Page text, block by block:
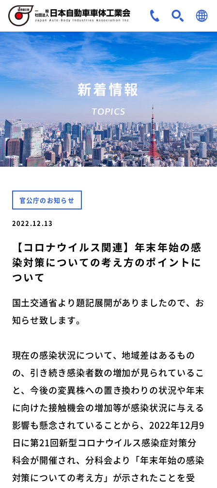
JPN
ENG
新着情報
TOPICS
官公庁のお知らせ
2022.12.13
【コロナウイルス関連】年末年始の感
染対策についての考え方のポイントに
ついて
国土交通省より題記展開がありましたので、お
知らせ致します。
現在の感染状況について、地域差はあるもの
の、引き続き感染者数の増加が見られているこ
と、今後の変異株への置き換わりの状況や年末
に向けた接触機会の増加等が感染状況に与える
影響も懸念されていることから、2022年12月9
日に第21回新型コロナウイルス感染症対策分
科会が開催され、分科会より「年末年始の感染
対策についての考え方」が示されたことを受